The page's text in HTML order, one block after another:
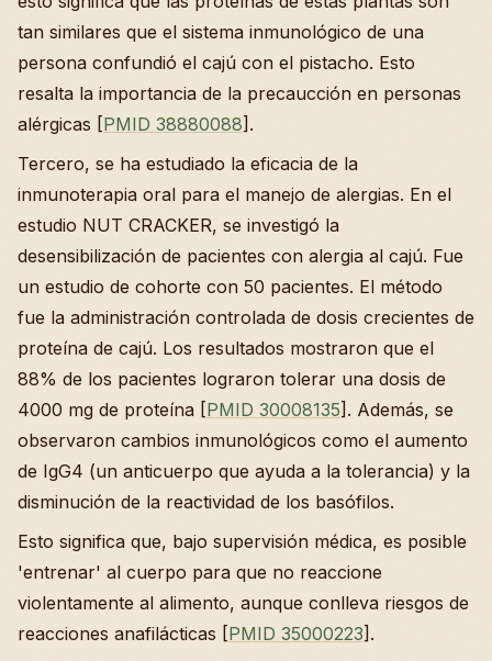
tan similares que el sistema inmunológico de una
persona confundió el cajú con el pistacho. Esto
resalta la importancia de la precaucción en personas
alérgicas [PMID 38880088].
Tercero, se ha estudiado la eficacia de la
inmunoterapia oral para el manejo de alergias. En el
estudio NUT CRACKER, se investigó la
desensibilización de pacientes con alergia al cajú. Fue
un estudio de cohorte con 50 pacientes. El método
fue la administración controlada de dosis crecientes de
proteína de cajú. Los resultados mostraron que el
88% de los pacientes lograron tolerar una dosis de
4000 mg de proteína [PMID 30008135]. Además, se
observaron cambios inmunológicos como el aumento
de IgG4 (un anticuerpo que ayuda a la tolerancia) y la
disminución de la reactividad de los basófilos.
Esto significa que, bajo supervisión médica, es posible
'entrenar' al cuerpo para que no reaccione
violentamente al alimento, aunque conlleva riesgos de
reacciones anafilácticas [PMID 35000223].